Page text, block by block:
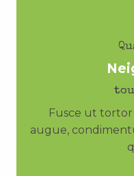
Fusce ut
augue,